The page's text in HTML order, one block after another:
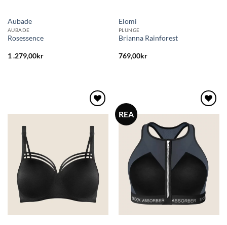
Aubade
AUBADE
Rosessence
1 .279,00kr
Elomi
PLUNGE
Brianna Rainforest
769,00kr
till i
önskelistan
REA
till i
önskelistan